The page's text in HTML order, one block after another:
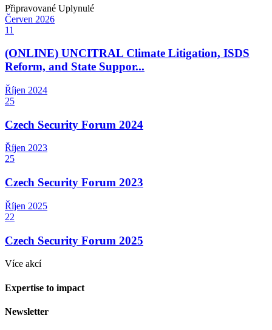
Připravované Uplynulé
Červen 2026
11
(ONLINE) UNCITRAL Climate Litigation, ISDS
Reform, and State Suppor...
Říjen 2024
25
Czech Security Forum 2024
Říjen 2023
25
Czech Security Forum 2023
Říjen 2025
22
Czech Security Forum 2025
Více akcí
Expertise to impact
Newsletter